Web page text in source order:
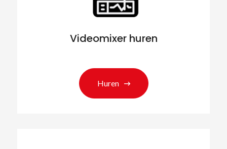
Videomixer huren
Huren